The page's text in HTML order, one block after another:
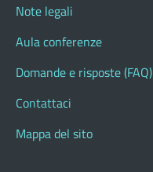
Note legali
Aula conferenze
Domande e risposte (FAQ)
Contattaci
Mappa del sito